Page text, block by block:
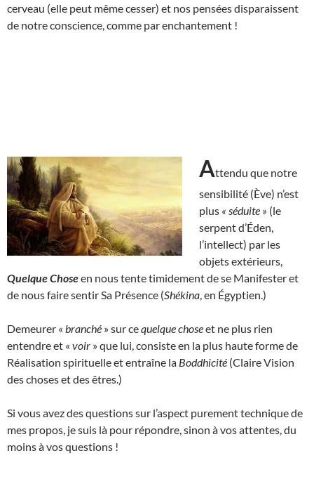
cerveau (elle peut même cesser) et nos pensées disparaissent
de notre conscience, comme par enchantement !
Attendu que notre
sensibilité (Ève) n’est
plus « séduite » (le
serpent d’Éden,
l’intellect) par les
objets extérieurs,
Quelque Choseen nous tente timidement de se Manifester et
de nous faire sentir Sa Présence (Shékina , en Égyptien.)
Demeurer « branché » sur cequelque choseet ne plus rien
entendre et « voir » que lui, consiste en la plus haute forme de
Réalisation spirituelle et entraîne la Boddhicité (Claire Vision
des choses et des êtres.)
Si vous avez des questions sur l’aspect purement technique de
mes propos, je suis là pour répondre, sinon à vos attentes, du
moins à vos questions !